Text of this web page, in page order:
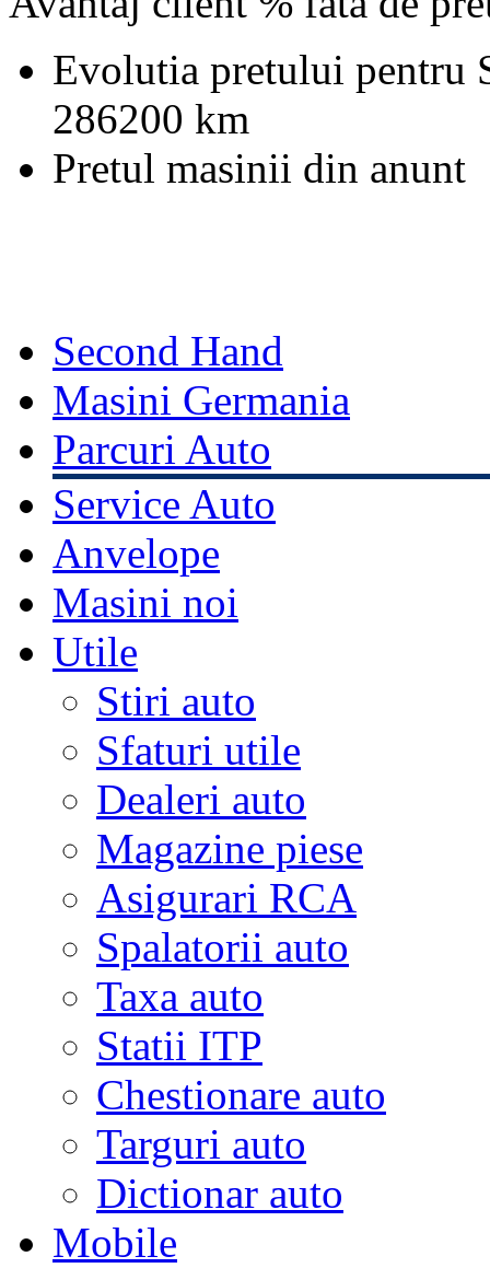
Evolutia pretului pentru
286200 km
Pretul masinii din anunt
Second Hand
Masini Germania
Parcuri Auto
Service Auto
Anvelope
Masini noi
Utile
Stiri auto
Sfaturi utile
Dealeri auto
Magazine piese
Asigurari RCA
Spalatorii auto
Taxa auto
Statii ITP
Chestionare auto
Targuri auto
Dictionar auto
Mobile